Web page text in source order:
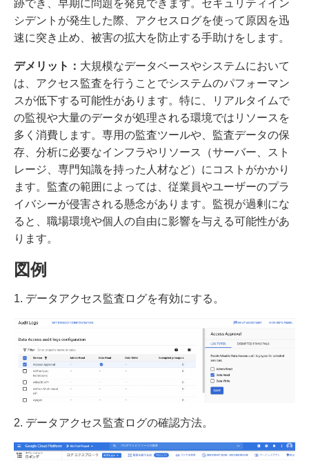
跡でき、早期に問題を発見できます。セキュリティイン
シデントが発生した際、アクセスログを使って原因を迅
速に突き止め、被害の拡大を防止する手助けをします。
デメリット： 大規模なデータベースやシステムにおいて
は、アクセス監査を行うことでシステムのパフォーマン
スが低下する可能性があります。特に、リアルタイムで
の監視や大量のデータが処理される環境ではリソースを
多く消費します。専用の監査ツールや、監査データの保
存、分析に必要なインフラやリソース（サーバー、スト
レージ、専門知識を持った人材など）にコストがかかり
ます。監査の範囲によっては、従業員やユーザーのプラ
イバシーが侵害される懸念があります。監視が過剰にな
ると、職場環境や個人の自由に影響を与える可能性があ
ります。
図例
1. データアクセス監査ログを有効にする。
2. データアクセス監査ログの確認方法。